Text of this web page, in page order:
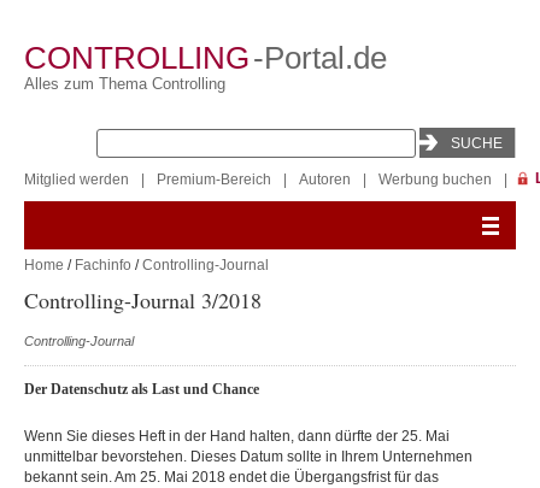
CONTROLLING-Portal.de
Alles zum Thema Controlling
Mitglied werden Premium-Bereich Autoren Werbung buchen
Home / Fachinfo /Controlling-Journal
Controlling-Journal 3/2018
Controlling-Journal
Der Datenschutz als Last und Chance
Wenn Sie dieses Heft in der Hand halten, dann dürfte der 25. Mai
unmittelbar bevorstehen. Dieses Datum sollte in Ihrem Unternehmen
bekannt sein. Am 25. Mai 2018 endet die Übergangsfrist für das